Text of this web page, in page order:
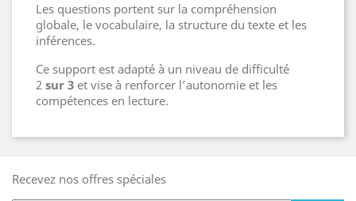
Les questions portent sur la compréhension
globale, le vocabulaire, la structure du texte et les
inférences.
Ce support est adapté à un niveau de difficulté
2 sur 3 et vise à renforcer l’autonomie et les
compétences en lecture.
Recevez nos offres spéciales